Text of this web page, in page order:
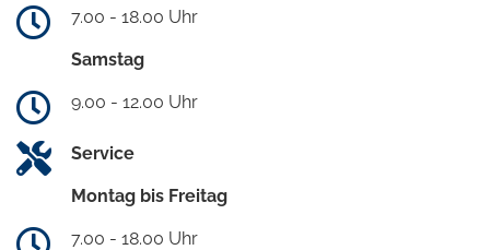
7.00 - 18.00 Uhr
Samstag
9.00 - 12.00 Uhr
Service
Montag bis Freitag
7.00 - 18.00 Uhr